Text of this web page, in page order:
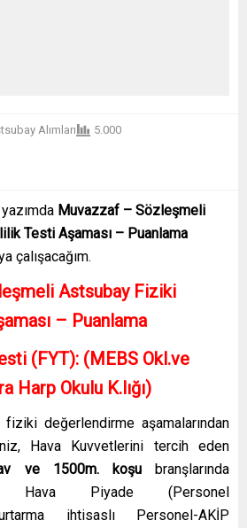
Alımları 5.000
Muvazzaf – Sözleşmeli
Testi Aşaması – Puanlama
çalışacağım.
Astsubay Fiziki
– Puanlama
(FYT): (MEBS Okl.ve
Harp Okulu K.lığı)
değerlendirme aşamalarından
Hava Kuvvetlerini tercih eden
ve 1500m. koşu branşlarında
Hava Piyade (Personel
ihtisaslı Personel-AKİP